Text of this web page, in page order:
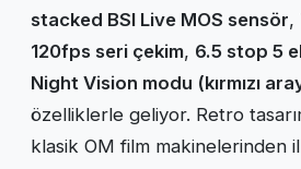
stacked BSI Live MOS sensör,
120fps seri çekim, 6.5 stop 5
Night Vision modu (kırmızı
özelliklerle geliyor. Retro
klasik OM film makinelerinden